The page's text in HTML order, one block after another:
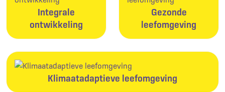
Integrale
ontwikkeling
Gezonde
leefomgeving
Klimaatadaptieve leefomgeving